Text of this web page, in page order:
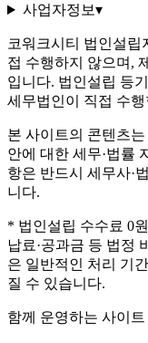
사업자정보▾
코워크시티 법인설립
접 수행하지 않으며,
입니다. 법인설립 등
세무법인이 직접 수행
본 사이트의 콘텐츠
안에 대한 세무·법률
항은 반드시 세무사·
니다.
* 법인설립 수수료 0
납료·공과금 등 법정
은 일반적인 처리 기
질 수 있습니다.
함께 운영하는 사이트